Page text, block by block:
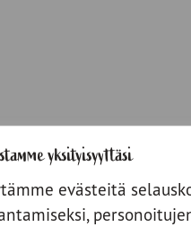
yksityisyyttäsi
evästeitä